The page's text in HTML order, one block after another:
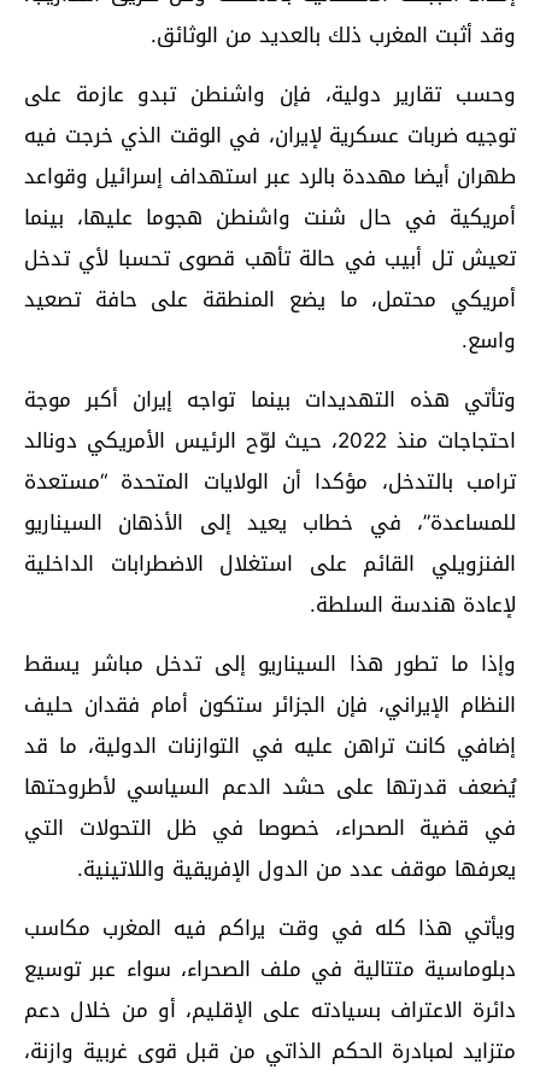
وقد أثبت المغرب ذلك بالعديد من الوثائق.
وحسب تقارير دولية، فإن واشنطن تبدو عازمة على
توجيه ضربات عسكرية لإيران، في الوقت الذي خرجت فيه
طهران أيضا مهددة بالرد عبر استهداف إسرائيل وقواعد
أمريكية في حال شنت واشنطن هجوما عليها، بينما
تعيش تل أبيب في حالة تأهب قصوى تحسبا لأي تدخل
أمريكي محتمل، ما يضع المنطقة على حافة تصعيد
واسع.
وتأتي هذه التهديدات بينما تواجه إيران أكبر موجة
احتجاجات منذ 2022، حيث لوّح الرئيس الأمريكي دونالد
ترامب بالتدخل، مؤكدا أن الولايات المتحدة “مستعدة
للمساعدة”، في خطاب يعيد إلى الأذهان السيناريو
الفنزويلي القائم على استغلال الاضطرابات الداخلية
لإعادة هندسة السلطة.
وإذا ما تطور هذا السيناريو إلى تدخل مباشر يسقط
النظام الإيراني، فإن الجزائر ستكون أمام فقدان حليف
إضافي كانت تراهن عليه في التوازنات الدولية، ما قد
يُضعف قدرتها على حشد الدعم السياسي لأطروحتها
في قضية الصحراء، خصوصا في ظل التحولات التي
يعرفها موقف عدد من الدول الإفريقية واللاتينية.
ويأتي هذا كله في وقت يراكم فيه المغرب مكاسب
دبلوماسية متتالية في ملف الصحراء، سواء عبر توسيع
دائرة الاعتراف بسيادته على الإقليم، أو من خلال دعم
متزايد لمبادرة الحكم الذاتي من قبل قوى غربية وازنة،